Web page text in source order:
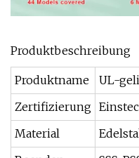
Produktbeschreibung
Produktname
UL-
Zertifizierung
Material